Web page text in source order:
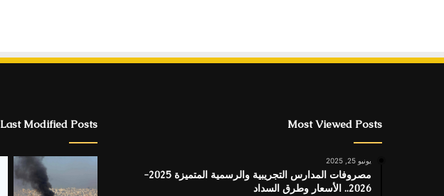
Most Viewed Posts
يونيو 25, 2025
مصروفات المدارس التجريبية والرسمية المتميزة 2025-
2026.. الأسعار وطرق السداد
Last Modified Posts